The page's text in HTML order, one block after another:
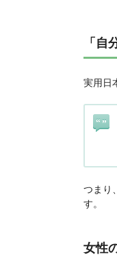
「自
実用日
つまり
す。
女性